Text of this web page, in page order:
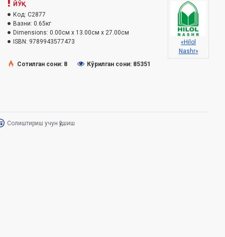
ЙЎҚ
Код: C2877
Вазни: 0.65кг
Dimensions: 0.00см x 13.00см x 27.00см
ISBN: 9789943577473
«Hilol
Nashr»
Сотилган сони: 8
Кўрилган сони: 85351
Солиштириш учун қўшиш